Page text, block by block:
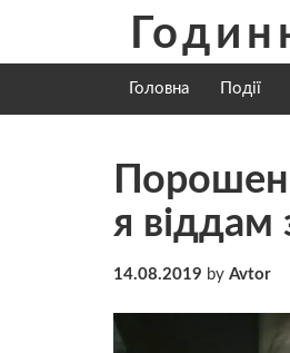
content
Головна Події
я віддам
14.08.2019 by Avtor